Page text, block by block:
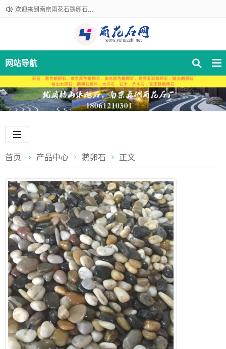
欢迎来到南京雨花石鹅卵石厂家！咨询热线：18061210301
网站导航
首页 产品中心 鹅卵石 正文